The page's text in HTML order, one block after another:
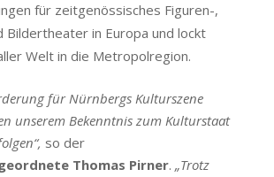
für zeitgenössisches Figuren-,
Bildertheater in Europa und lockt
Welt in die Metropolregion.
für Nürnbergs Kulturszene
unserem Bekenntnis zum Kulturstaat
so der
Thomas Pirner. „Trotz